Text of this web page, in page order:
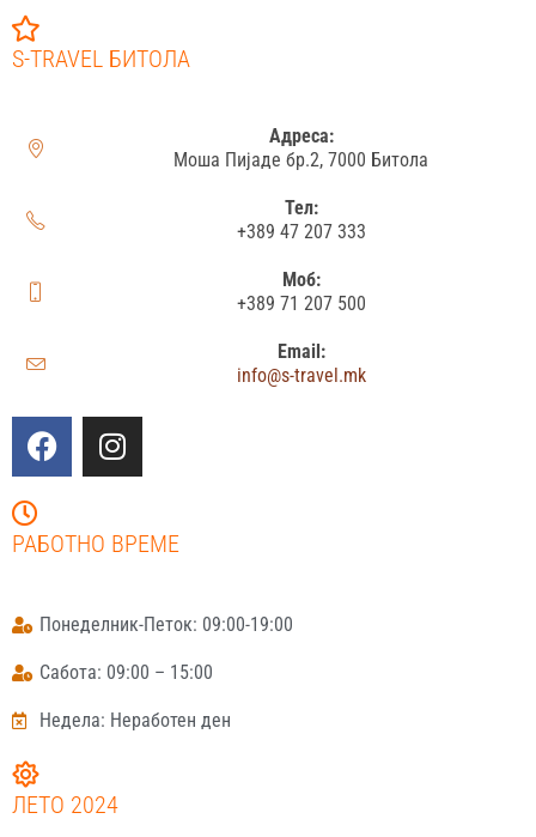
S-TRAVEL БИТОЛА
Адреса:
Моша Пијаде бр.2, 7000 Битола
Тел:
+389 47 207 333
Моб:
+389 71 207 500
Email:
info@s-travel.mk
РАБОТНО ВРЕМЕ
Понеделник-Петок: 09:00-19:00
Сабота: 09:00 – 15:00
Недела: Неработен ден
ЛЕТО 2024